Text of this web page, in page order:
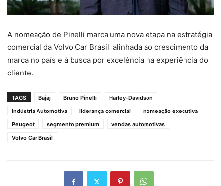
A nomeação de Pinelli marca uma nova etapa na estratégia
comercial da Volvo Car Brasil, alinhada ao crescimento da
marca no país e à busca por excelência na experiência do
cliente.
TAGS Bajaj Bruno Pinelli
Harley-Davidson
Indústria Automotiva
liderança comercial
nomeação executiva
Peugeot
segmento premium
vendas automotivas
Volvo Car Brasil